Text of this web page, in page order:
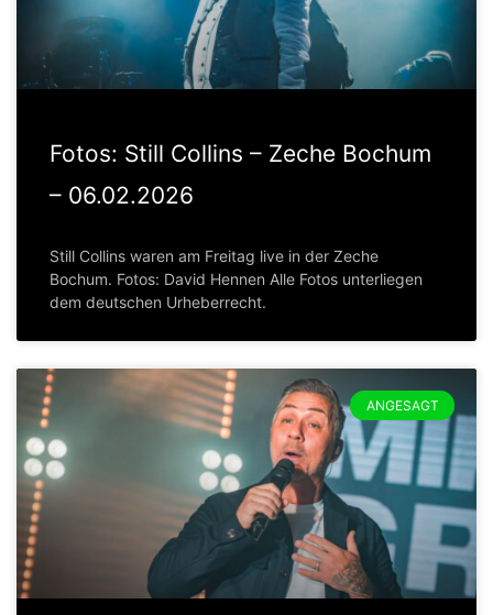
Fotos: Still Collins – Zeche Bochum
– 06.02.2026
Still Collins waren am Freitag live in der Zeche
Bochum. Fotos: David Hennen Alle Fotos unterliegen
dem deutschen Urheberrecht.
ANGESAGT